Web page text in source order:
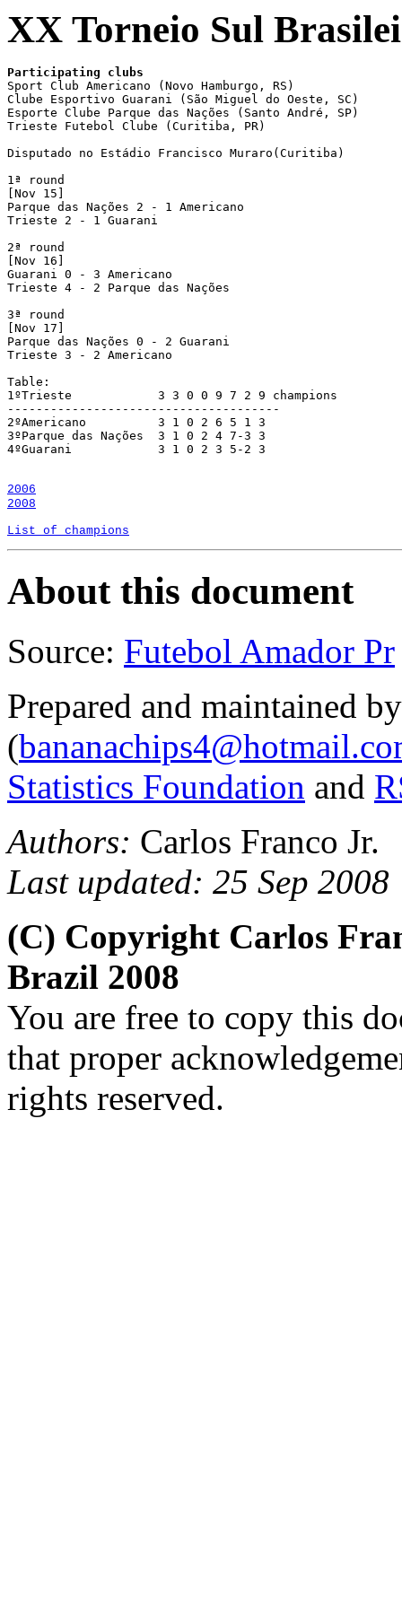
XX Torneio Sul
Sport Club Americano (Novo Hamburgo, RS)
Clube Esportivo Guarani (São Miguel do Oeste, SC)
Esporte Clube Parque das Nações (Santo André, SP)
Trieste Futebol Clube (Curitiba, PR)
Disputado no Estádio Francisco Muraro(Curitiba)
1ª round
[Nov 15]
Parque das Nações 2 - 1 Americano
Trieste 2 - 1 Guarani
2ª round
[Nov 16]
Guarani 0 - 3 Americano
Trieste 4 - 2 Parque das Nações
3ª round
[Nov 17]
Parque das Nações 0 - 2 Guarani
Trieste 3 - 2 Americano
Table:
1ºTrieste            3 3 0 0 9 7 2 9 champions
--------------------------------------
2ºAmericano          3 1 0 2 6 5 1 3
3ºParque das Nações  3 1 0 2 4 7-3 3
4ºGuarani            3 1 0 2 3 5-2 3
2008
List of champions
About this document
Source: Futebol Amador Pr
Prepared and maintained
(
Statistics Foundation and
Authors: Carlos Franco Jr.
Last updated: 25 Sep 2008
(C) Copyright Carlos
Brazil 2008
You are free to copy this
that proper
rights reserved.